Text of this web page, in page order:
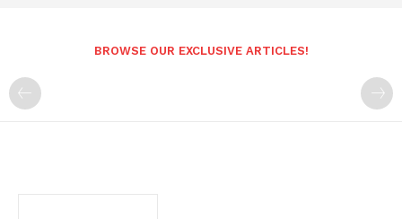
BROWSE OUR EXCLUSIVE ARTICLES!